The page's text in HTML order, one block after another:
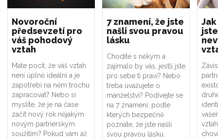
Novoroční
předsevzetí pro
váš pohodový
vztah
Máte pocit, že váš vztah
není úplně ideální a je
zapotřebí na něm trochu
zapracovat? Nebo si
myslíte, že je na čase
začít nový rok nějakým
novým partnerským
soužitím? Pokud vám až
7 znamení, že jste
našli svou pravou
lásku
Chodíte s někým a
zajímalo by vás, jestli jste
pro sebe ti praví? Nebo
třeba uvažujete o
manželství? Podívejte se
na 7 znamení, podle
kterých bezpečně
poznáte, že jste našli
svou pravou lásku.